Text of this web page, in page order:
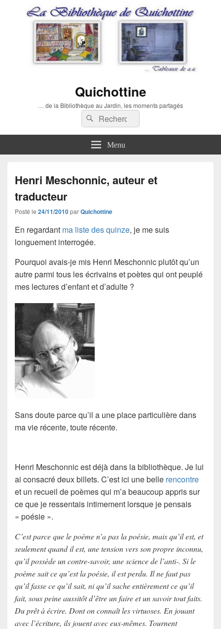
Quichottine
… de la Bibliothèque au Jardin, les moments partagés
Recherche :
Rechercher
Menu
Henri Meschonnic, auteur et
traducteur
Posté le 24/11/2010parQuichottine
En regardant ma liste des quinze, je me suis
longuement interrogée.
Pourquoi avais-je mis Henri Meschonnicplutôt qu’un
autre parmi tous les écrivains et poètes qui ont peuplé
mes lectures d’enfant et d’adulte ?
Sans doute parce qu’il a une place particulière dans
ma vie récente, toute récente.
Henri Meschonnicest déjà dans la bibliothèque. Je lui
ai consacré deux billets. C’est ici une belle rencontre
et un recueil de poèmes qui m’a beaucoup appris sur
ce que je ressentais intimement lorsque je pensais
« poésie ».
C’est parce que le poème n’a pas la poésie, mais qu’il est, et
seulement quand il est, une tension vers son propre inconnu,
qu’il possède un contre-savoir, une science de l’anti-. Si le
poème sait ce qu’est la poésie, il est perdu. Il ne faut pas
qu’il fasse ce qu’il sait, ni qu’il sache entièrement ce qu’il
fait, sous peine aussitôt d’être un faire et un savoir tout faits.
Du prêt à écrire. Dont on connaît les virtuoses. En jouant
avec l’écriture, ils jouent avec eux-mêmes. Tournent